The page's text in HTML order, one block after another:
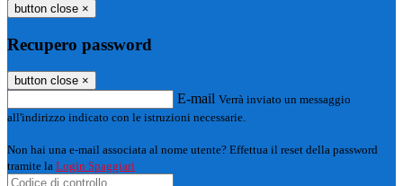
button close ×
Recupero password
button close ×
E-mail Verrà inviato un messaggio
all'indirizzo indicato con le istruzioni necessarie.
Non hai una e-mail associata al nome utente? Effettua il reset della password
tramite la Login Spaggiari